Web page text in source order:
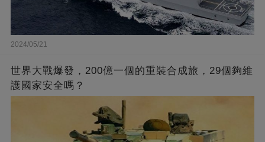
2024/05/21
世界大戰爆發，200億一個的重裝合成旅，29個夠維
護國家安全嗎？